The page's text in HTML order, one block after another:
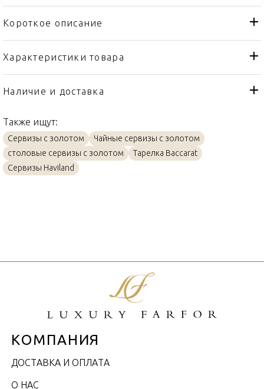
Короткое описание
Характеристики товара
Тип товара
Тарелка
Бренд
Страна производителя
Материал
Золото, Фарфор
Объем / Размер
22см
Наличие и доставка
Также ищут:
Сервизы с золотом
Чайные сервизы с золотом
столовые сервизы с золотом
Тарелка Baccarat
Сервизы Haviland
КОМПАНИЯ
ДОСТАВКА И ОПЛАТА
О НАС